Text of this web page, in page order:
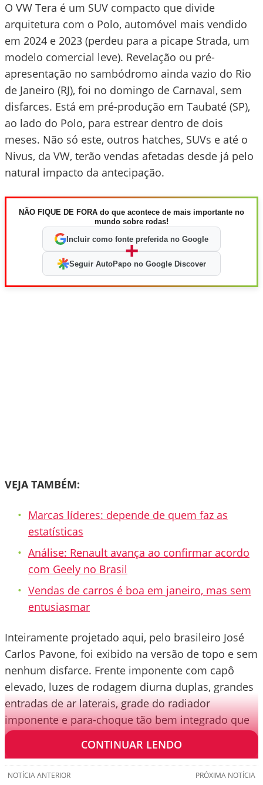
O VW Tera é um SUV compacto que divide
arquitetura com o Polo, automóvel mais vendido
em 2024 e 2023 (perdeu para a picape Strada, um
modelo comercial leve). Revelação ou pré-
apresentação no sambódromo ainda vazio do Rio
de Janeiro (RJ), foi no domingo de Carnaval, sem
disfarces. Está em pré-produção em Taubaté (SP),
ao lado do Polo, para estrear dentro de dois
meses. Não só este, outros hatches, SUVs e até o
Nivus, da VW, terão vendas afetadas desde já pelo
natural impacto da antecipação.
NÃO FIQUE DE FORA do que acontece de mais importante no
mundo sobre rodas!
Incluir como fonte preferida no Google
+
Seguir AutoPapo no Google Discover
VEJA TAMBÉM:
Marcas líderes: depende de quem faz as
estatísticas
Análise: Renault avança ao confirmar acordo
com Geely no Brasil
Vendas de carros é boa em janeiro, mas sem
entusiasmar
Inteiramente projetado aqui, pelo brasileiro José
Carlos Pavone, foi exibido na versão de topo e sem
nenhum disfarce. Frente imponente com capô
elevado, luzes de rodagem diurna duplas, grandes
entradas de ar laterais, grade do radiador
imponente e para-choque tão bem integrado que
mal se percebe.
CONTINUAR LENDO
PRÓXIMA NOTÍCIA
NOTÍCIA ANTERIOR